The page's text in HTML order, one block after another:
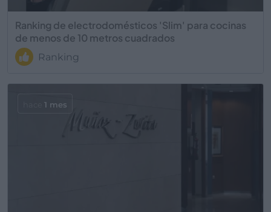
Ranking de electrodomésticos 'Slim' para cocinas
de menos de 10 metros cuadrados
Ranking
1 mes